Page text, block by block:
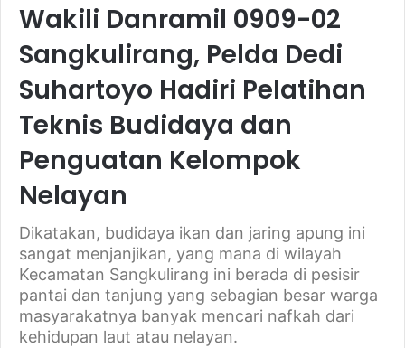
Wakili Danramil 0909-02
Sangkulirang, Pelda Dedi
Suhartoyo Hadiri Pelatihan
Teknis Budidaya dan
Penguatan Kelompok
Nelayan
Dikatakan, budidaya ikan dan jaring apung ini
sangat menjanjikan, yang mana di wilayah
Kecamatan Sangkulirang ini berada di pesisir
pantai dan tanjung yang sebagian besar warga
masyarakatnya banyak mencari nafkah dari
kehidupan laut atau nelayan.